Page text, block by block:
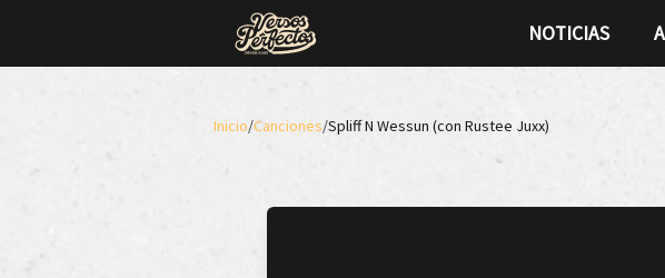
NOTICIAS
Inicio/Canciones/Spliff N Wessun (con Rustee Juxx)